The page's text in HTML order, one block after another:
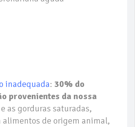
inadequada: 30% do
provenientes da nossa
e as gorduras saturadas,
alimentos de origem animal,